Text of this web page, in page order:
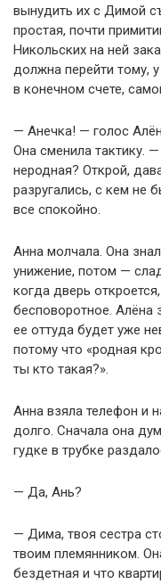
вынудить их с Димой
простая, почти
Никольских на ней
должна перейти тому,
в конечном счете,
— Анечка! — голос
Она сменила тактику.
неродная? Открой,
разругались, с кем не
все спокойно.
Анна молчала. Она
унижение, потом —
когда дверь
бесповоротное. Алёна
ее оттуда будет уже
потому что «родная
ты кто такая?».
Анна взяла телефон и
долго. Сначала она
гудке в трубке
— Да, Ань?
— Дима, твоя сестра
твоим племянником.
бездетная и что